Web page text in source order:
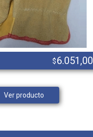
$6.051,00
Ver producto